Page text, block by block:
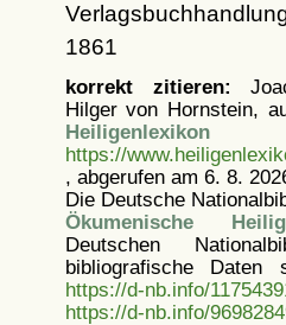
1861
korrekt zitieren:
Hilger von Hornstein,
Heiligenlexikon
https://
, abgerufen am 6. 8.
Die Deutsche
Ökumenische
Deutschen
bibliografische
https://d-nb.info/
https://d-nb.info/